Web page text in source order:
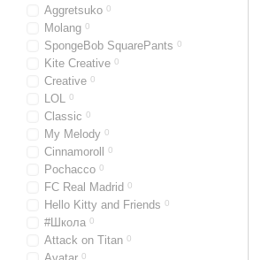
Aggretsuko 0
Molang 0
SpongeBob SquarePants 0
Kite Creative 0
Creative 0
LOL 0
Classic 0
My Melody 0
Cinnamoroll 0
Pochacco 0
FC Real Madrid 0
Hello Kitty and Friends 0
#Школа 0
Attack on Titan 0
0